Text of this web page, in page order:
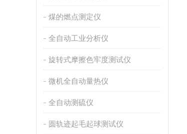
煤的燃点测定仪
全自动工业分析仪
旋转式摩擦色牢度测试仪
微机全自动量热仪
全自动测硫仪
圆轨迹起毛起球测试仪